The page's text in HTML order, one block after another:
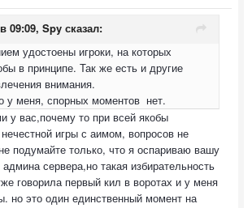
09:09, Spy сказал:
удостоены игроки, на которых
в принципе. Так же есть и другие
внимания.
у меня, спорных моментов нет.
у вас,почему то при всей якобы
игры с аимом, вопросов не
подумайте только, что я оспариваю вашу
сервера,но такая избирательность
говорила первый кил в воротах и у меня
но это один единственный момент на